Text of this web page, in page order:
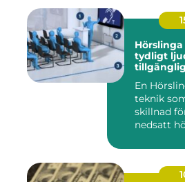
Hörslinga nyckeln till
tydligt
En
teknik
skillnad
nedsatt